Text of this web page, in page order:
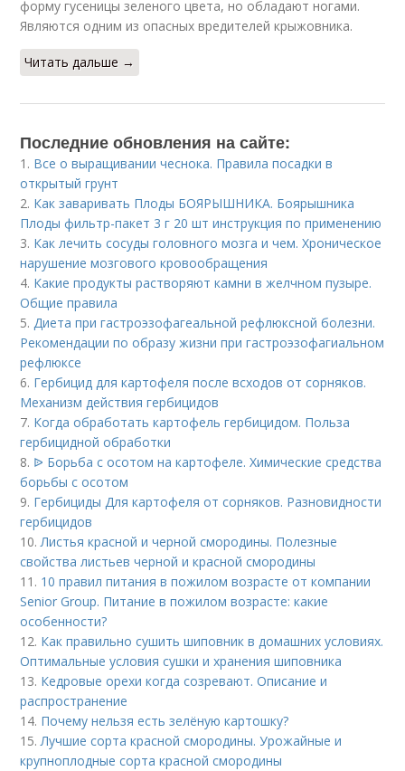
форму гусеницы зеленого цвета, но обладают ногами.
Являются одним из опасных вредителей крыжовника.
Читать дальше →
Последние обновления на сайте:
1. Все о выращивании чеснока. Правила посадки в
открытый грунт
2. Как заваривать Плоды БОЯРЫШНИКА. Боярышника
Плоды фильтр-пакет 3 г 20 шт инструкция по применению
3. Как лечить сосуды головного мозга и чем. Хроническое
нарушение мозгового кровообращения
4. Какие продукты растворяют камни в желчном пузыре.
Общие правила
5.Диета при гастроэзофагеальной рефлюксной болезни.
Рекомендации по образу жизни при гастроэзофагиальном
рефлюксе
6. Гербицид для картофеля после всходов от сорняков.
Механизм действия гербицидов
7. Когда обработать картофель гербицидом. Польза
гербицидной обработки
8. ᐉ Борьба с осотом на картофеле. Химические средства
борьбы с осотом
9. Гербициды Для картофеля от сорняков. Разновидности
гербицидов
10.Листья красной и черной смородины. Полезные
свойства листьев черной и красной смородины
11. 10 правил питания в пожилом возрасте от компании
Senior Group. Питание в пожилом возрасте: какие
особенности?
12. Как правильно сушить шиповник в домашних условиях.
Оптимальные условия сушки и хранения шиповника
13. Кедровые орехи когда созревают. Описание и
распространение
14. Почему нельзя есть зелёную картошку?
15.Лучшие сорта красной смородины. Урожайные и
крупноплодные сорта красной смородины